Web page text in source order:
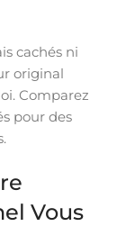
cachés ni
original
Comparez
pour des
Vous